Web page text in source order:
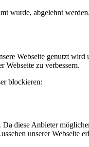
wurde, abgelehnt
Webseite genutzt
Webseite zu verbessern.
blockieren:
diese Anbieter
unserer Webseite